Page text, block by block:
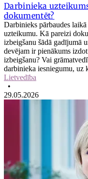
Darbinieka
dokumentēt?
Darbinieks pārbaudes
uzteikumu. Kā pareizi
izbeigšanu šādā gadījumā
devējam ir pienākums
izbeigšanu? Vai
darbinieka iesniegumu, uz
Lietvedība
•
29.05.2026